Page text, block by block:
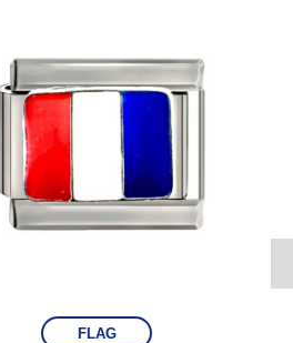
FLAG